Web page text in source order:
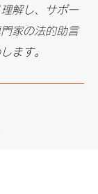
解し、サポー
家の法的助言
ます。